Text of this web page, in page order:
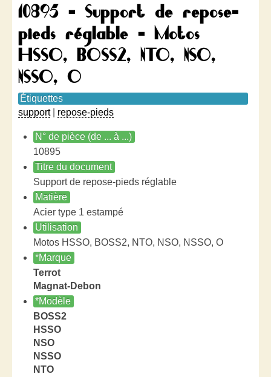
10895 - Support de repose-
pieds réglable - Motos
HSSO, BOSS2, NTO, NSO,
NSSO, O
Étiquettes
support| repose-pieds
N° de pièce (de ... à ...)
10895
Titre du document
Support de repose-pieds réglable
Matière
Acier type 1 estampé
Utilisation
Motos HSSO, BOSS2, NTO, NSO, NSSO, O
*Marque
Terrot
Magnat-Debon
*Modèle
BOSS2
HSSO
NSO
NSSO
NTO